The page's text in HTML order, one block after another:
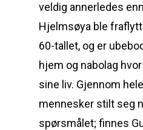
veldig annerledes
Hjelmsøya ble
60-tallet, og er
hjem og nabolag
sine liv. Gjennom
mennesker stilt seg
spørsmålet; finnes